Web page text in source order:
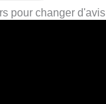
pour changer d'avis